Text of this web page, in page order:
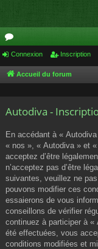
or
u
s
Connexion Inscription
Accueil du forum
Autodiva -
En accédant à «
« nos », « Autodiva » et
acceptez d’être
n’acceptez pas d’être
suivantes, veuillez ne
pouvons modifier ces
essaierons de vous
conseillons de vérifier
continuez à participer à
été effectuées, vous
conditions modifiées et